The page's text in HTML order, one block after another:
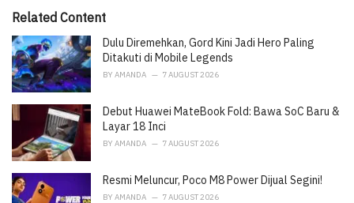
i
s
:
Related Content
Dulu Diremehkan, Gord Kini Jadi Hero Paling
Ditakuti di Mobile Legends
BY AMANDA 7 AUGUST 2026
Debut Huawei MateBook Fold: Bawa SoC Baru &
Layar 18 Inci
BY AMANDA 7 AUGUST 2026
Resmi Meluncur, Poco M8 Power Dijual Segini!
BY AMANDA 7 AUGUST 2026